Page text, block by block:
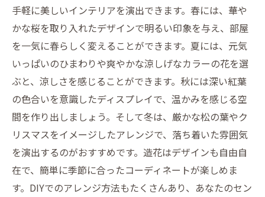
手軽に美しいインテリアを演出できます。春には、華や
かな桜を取り入れたデザインで明るい印象を与え、部屋
を一気に春らしく変えることができます。夏には、元気
いっぱいのひまわりや爽やかな涼しげなカラーの花を選
ぶと、涼しさを感じることができます。秋には深い紅葉
の色合いを意識したディスプレイで、温かみを感じる空
間を作り出しましょう。そして冬は、厳かな松の葉やク
リスマスをイメージしたアレンジで、落ち着いた雰囲気
を演出するのがおすすめです。造花はデザインも自由自
在で、簡単に季節に合ったコーディネートが楽しめま
す。DIYでのアレンジ方法もたくさんあり、あなたのセン